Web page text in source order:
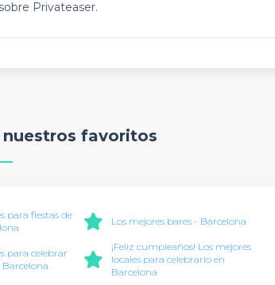
Privateaser.
nuestros favoritos
para fiestas de
Los mejores bares - Barcelona
para celebrar
¡Feliz cumpleaños! Los mejores
locales para celebrarlo en
Barcelona